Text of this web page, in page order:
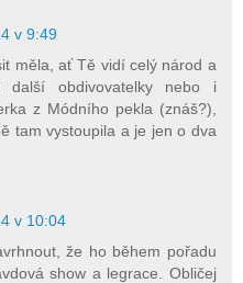
v 9:49
měla, ať Tě vidí celý národ a
obdivovatelky nebo i
z Módního pekla (znáš?),
tam vystoupila a je jen o dva
v 10:04
že ho během pořadu
show a legrace. Obličej